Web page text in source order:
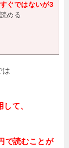
すぐではないが3
める
は
て、
で読むことが